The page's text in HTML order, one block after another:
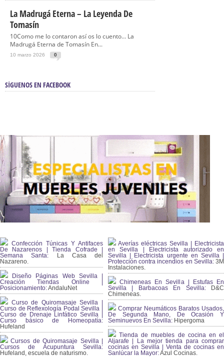
La Madrugá Eterna – La Leyenda De
Tomasín
10Como me lo contaron así os lo cuento… La
Madrugá Eterna de Tomasín En...
10 marzo 2026 0
SÍGUENOS EN FACEBOOK
Confección Túnicas Y Antifaces
De Nazarenos | Tienda Cofrade |
Semana Santa: La Casa del
Nazareno.
Diseño Páginas Web Sevilla |
Creación Tiendas Online |
Posicionamiento:AndaluNet
Curso de Quiromasaje Sevilla |
Curso de Reflexología Podal Sevilla |
Curso de Drenaje Linfático Sevilla |
Curso básico de Homeopatía:
Hufeland
Cursos de Quiromasaje Sevilla |
Cursos de Acupuntura Sevilla:
Hufeland, escuela de naturismo.
Averías eléctricas Sevilla | Electricista
en Sevilla | Electricista autorizado en
Sevilla | Electricista urgente en Sevilla |
Protección contra incendios en Sevilla:3M
Instalaciones.
Chimeneas En Sevilla | Estufas En
Sevilla | Barbacoas En Sevilla:D&C
Chimeneas.
Comprar Neumáticos Baratos Usados,
De Segunda Mano, De Ocasión Y
Seminuevos En Sevilla: Hipergoma
Tienda de muebles de cocina en el
Aljarafe | La mejor tienda para comprar
cocinas en Sevilla | Venta de cocinas en
Sanlúcar la Mayor:Azul Cocinas.